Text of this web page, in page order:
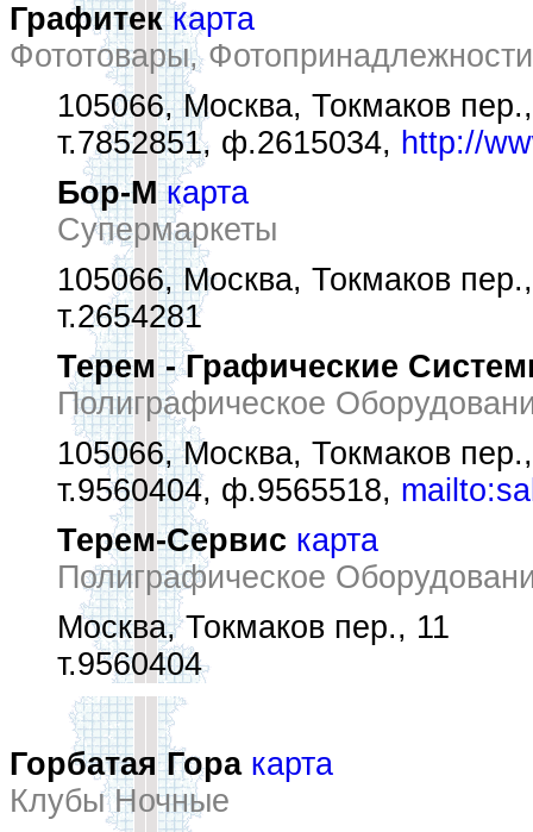
Графитек карта
Фототовары, Фотопринадлежности
105066, Москва, Токмаков
т.7852851, ф.2615034, http://
Бор-М карта
Супермаркеты
105066, Москва, Токмаков
т.2654281
Терем - Графические
Полиграфическое
105066, Москва, Токмаков
т.9560404, ф.9565518,
Терем-Сервис карта
Полиграфическое
Москва, Токмаков пер., 11
т.9560404
Горбатая Гора карта
Клубы Ночные